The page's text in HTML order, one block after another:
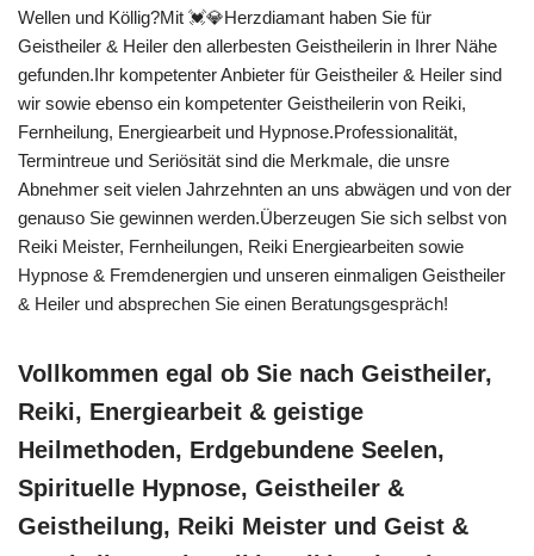
Wellen und Köllig?Mit 💓️💎Herzdiamant haben Sie für
Geistheiler & Heiler den allerbesten Geistheilerin in Ihrer Nähe
gefunden.Ihr kompetenter Anbieter für Geistheiler & Heiler sind
wir sowie ebenso ein kompetenter Geistheilerin von Reiki,
Fernheilung, Energiearbeit und Hypnose.Professionalität,
Termintreue und Seriösität sind die Merkmale, die unsre
Abnehmer seit vielen Jahrzehnten an uns abwägen und von der
genauso Sie gewinnen werden.Überzeugen Sie sich selbst von
Reiki Meister, Fernheilungen, Reiki Energiearbeiten sowie
Hypnose & Fremdenergien und unseren einmaligen Geistheiler
& Heiler und absprechen Sie einen Beratungsgespräch!
Vollkommen egal ob Sie nach Geistheiler,
Reiki, Energiearbeit & geistige
Heilmethoden, Erdgebundene Seelen,
Spirituelle Hypnose, Geistheiler &
Geistheilung, Reiki Meister und Geist &